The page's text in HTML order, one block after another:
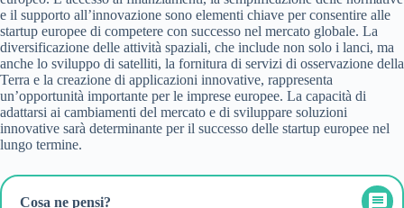
e il supporto all’innovazione sono elementi chiave per consentire alle
startup europee di competere con successo nel mercato globale. La
diversificazione delle attività spaziali, che include non solo i lanci, ma
anche lo sviluppo di satelliti, la fornitura di servizi di osservazione della
Terra e la creazione di applicazioni innovative, rappresenta
un’opportunità importante per le imprese europee. La capacità di
adattarsi ai cambiamenti del mercato e di sviluppare soluzioni
innovative sarà determinante per il successo delle startup europee nel
lungo termine.
Cosa ne pensi?